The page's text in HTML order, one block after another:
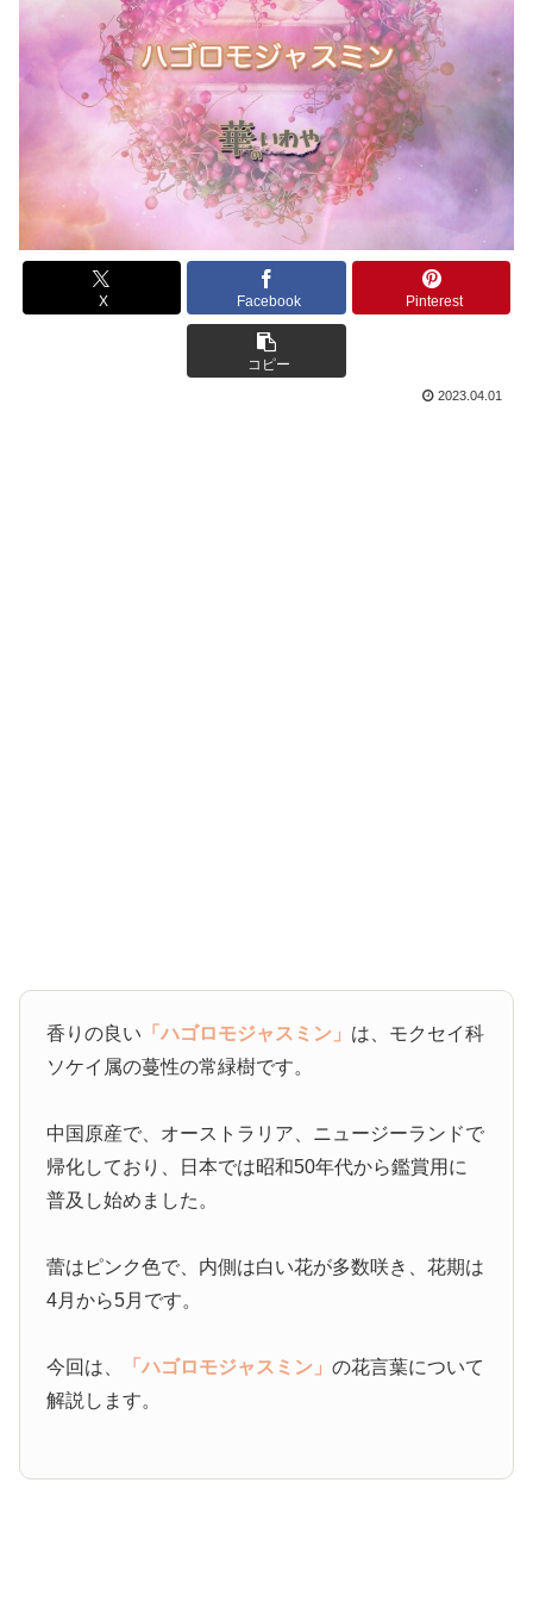
X Facebook Pinterest
コピー
2023.04.01
香りの良い 「ハゴロモジャスミン」 は、モクセイ科
ソケイ属の蔓性の常緑樹です。
中国原産で、オーストラリア、ニュージーランドで
帰化しており、日本では昭和50年代から鑑賞用に
普及し始めました。
蕾はピンク色で、内側は白い花が多数咲き、花期は
4月から5月です。
今回は、 「ハゴロモジャスミン」の花言葉について
解説します。